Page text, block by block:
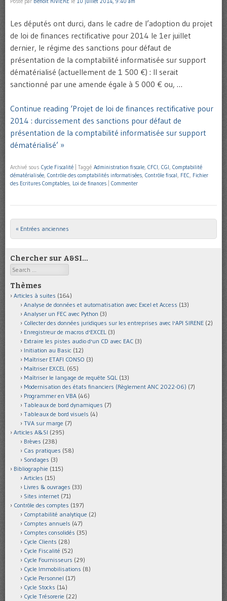
Les députés ont durci, dans le cadre de l’adoption du projet
de loi de finances rectificative pour 2014 le 1er juillet
dernier, le régime des sanctions pour défaut de
présentation de la comptabilité informatisée sur support
dématérialisé (actuellement de 1 500 €) : Il serait
sanctionné par une amende égale à 5 000 € ou, …
Continue reading ‘Projet de loi de finances rectificative pour
2014 : durcissement des sanctions pour défaut de
présentation de la comptabilité informatisée sur support
dématérialisé’ »
Archivé sous Cycle Fiscalité Taggé Administration fiscale, CFCI, CGI, Comptabilité
dématérialisée, Contrôle des comptabilités informatisées, Contrôle fiscal, FEC, Fichier
des Ecritures Comptables, Loi de finances Commenter
Post navigation
« Entrées anciennes
Chercher sur A&SI…
Search
Thèmes
Articles à suites (164)
Analyse de données et automatisation avec Excel et Access (13)
Analyser un FEC avec Python (3)
Collecter des données juridiques sur les entreprises avec l'API SIRENE (2)
Enregistreur de macros d'EXCEL (3)
Extraire les pistes audio d'un CD avec EAC (3)
Initiation au Basic (12)
Maîtriser ETAFI CONSO (3)
Maîtriser EXCEL (65)
Maîtriser le langage de requête SQL (13)
Modernisation des états financiers (Règlement ANC 2022-06) (7)
Programmer en VBA (46)
Tableaux de bord dynamiques (7)
Tableaux de bord visuels (4)
TVA sur marge (7)
Articles A&SI (295)
Brèves (238)
Cas pratiques (58)
Sondages (3)
Bibliographie (115)
Articles (15)
Livres & ouvrages (33)
Sites internet (71)
Contrôle des comptes (197)
Comptabilité analytique (2)
Comptes annuels (47)
Comptes consolidés (35)
Cycle Clients (28)
Cycle Fiscalité (52)
Cycle Fournisseurs (29)
Cycle Immobilisations (8)
Cycle Personnel (17)
Cycle Stocks (14)
Cycle Trésorerie (22)